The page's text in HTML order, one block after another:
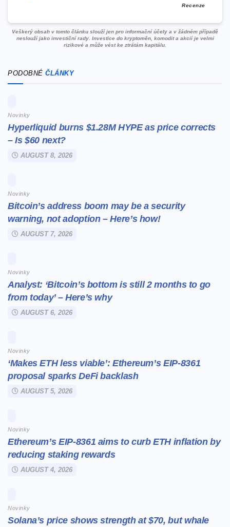
Recenze
Veškerý obsah v tomto článku slouží jen pro informační účely a v žádném případě
neslouží jako investiční rady. Investice do kryptoměn, komodit a akcií je velmi
rizikové a může vést ke ztrátám kapitálu.
PODOBNÉ ČLÁNKY
Novinky
Hyperliquid burns $1.28M HYPE as price corrects
– Is $60 next?
AUGUST 8, 2026
Novinky
Bitcoin’s address boom may be a security
warning, not adoption – Here’s how!
AUGUST 7, 2026
Novinky
Analyst: ‘Bitcoin’s bottom is still 2 months to go
from today’ – Here’s why
AUGUST 6, 2026
Novinky
‘Makes ETH less viable’: Ethereum’s EIP-8361
proposal sparks DeFi backlash
AUGUST 5, 2026
Novinky
Ethereum’s EIP-8361 aims to curb ETH inflation by
reducing staking rewards
AUGUST 4, 2026
Novinky
Solana’s price shows strength at $70, but whale